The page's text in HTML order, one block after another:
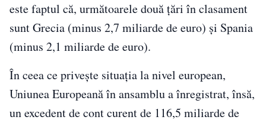
este faptul că, următoarele două țări în clasament
sunt Grecia (minus 2,7 miliarde de euro) și Spania
(minus 2,1 miliarde de euro).
În ceea ce privește situația la nivel european,
Uniunea Europeană în ansamblu a înregistrat, însă,
un excedent de cont curent de 116,5 miliarde de